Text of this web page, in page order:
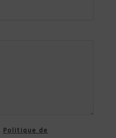
Politique de